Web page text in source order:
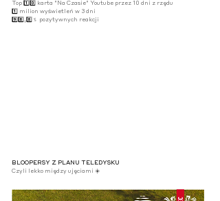
Top 1️⃣0️⃣
karta "Na Czasie" Youtube przez 10 dni z rzędu
1️⃣
milion wyświetleń w 3 dni
9️⃣8️⃣,8️⃣﹪
pozytywnych reakcji
BLOOPERSY Z PLANU TELEDYSKU
Czyli lekko między ujęciami ☀️